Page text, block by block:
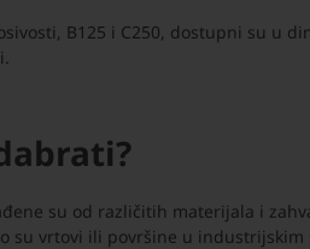
B125 i C250, dostupni su u
su od različitih materijala i
su vrtovi ili površine u industrijskim